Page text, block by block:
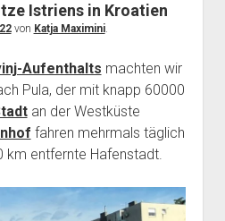
Istriens in Kroatien
von Katja Maximini.
Aufenthalts machten wir
Pula, der mit knapp 60000
an der Westküste
fahren mehrmals täglich
km entfernte Hafenstadt.